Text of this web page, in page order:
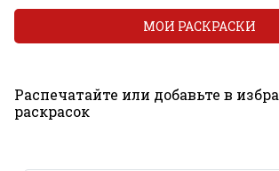
Распечатайте или добавьте в
раскрасок
МОИ РАСКРАСКИ